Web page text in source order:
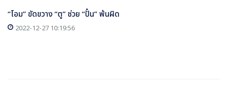
“โอม” ขัดขวาง “ตู” ช่วย “ปั๋น” พ้นผิด
2022-12-27 10:19:56